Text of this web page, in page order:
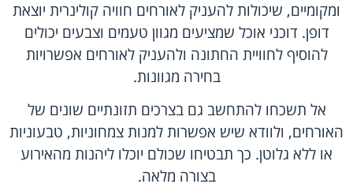
ומקומיים, שיכולות להעניק לאורחים חוויה קולינרית יוצאת
דופן. דוכני אוכל שמציעים מגוון טעמים וצבעים יכולים
להוסיף לחוויית החתונה ולהעניק לאורחים אפשרויות
בחירה מגוונות.
אל תשכחו להתחשב גם בצרכים תזונתיים שונים של
האורחים, ולוודא שיש אפשרות למנות צמחוניות, טבעוניות
או ללא גלוטן. כך תבטיחו שכולם יוכלו ליהנות מהאירוע
בצורה מלאה.